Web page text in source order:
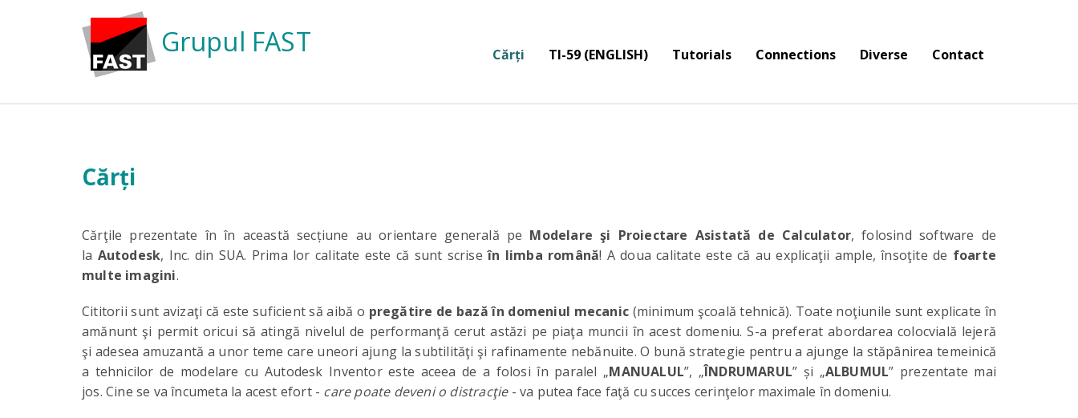
Grupul FAST Cărți TI-59 (ENGLISH) Tutorials Connections Diverse Contact
Cărți
Cărţile prezentate în în această secțiune au orientare generală pe Modelare şi Proiectare Asistată de Calculator, folosind software de
la Autodesk, Inc. din SUA. Prima lor calitate este că sunt scriseîn limba română! A doua calitate este că au explicaţii ample, însoţite de foarte
multe imagini.
Cititorii sunt avizaţi că este suficient să aibă o pregătire de bază în domeniul mecanic(minimum şcoală tehnică). Toate noţiunile sunt explicate în
amănunt şi permit oricui să atingă nivelul de performanţă cerut astăzi pe piaţa muncii în acest domeniu. S-a preferat abordarea colocvială lejeră
şi adesea amuzantă a unor teme care uneori ajung la subtilităţi şi rafinamente nebănuite. O bună strategie pentru a ajunge la stăpânirea temeinică
a tehnicilor de modelare cu Autodesk Inventor este aceea de a folosi în paralel „MANUALUL”, „ÎNDRUMARUL” și „ALBUMUL” prezentate mai
jos. Cine se va încumeta la acest efort - care poate deveni o distracţie- va putea face faţă cu succes cerinţelor maximale în domeniu.